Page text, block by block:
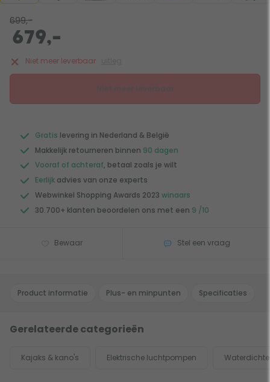
699,-
679,-
Niet meer leverbaar
Niet meer leverbaar
Gratis levering in Nederland & België
Makkelijk retourneren binnen 90 dagen
Vooraf of achteraf, betaal zoals je wilt
Eerlijk advies van onze experts
Webwinkel Shopping Awards 2023 winaars
30.700+ klanten beoordelen ons met een 9 /10
Bewaar Stel een vraag
Product informatie Plus- en minpunten Specificaties
Gerelateerde categorieën
Kajaks & kano's Elektrische luchtpompen